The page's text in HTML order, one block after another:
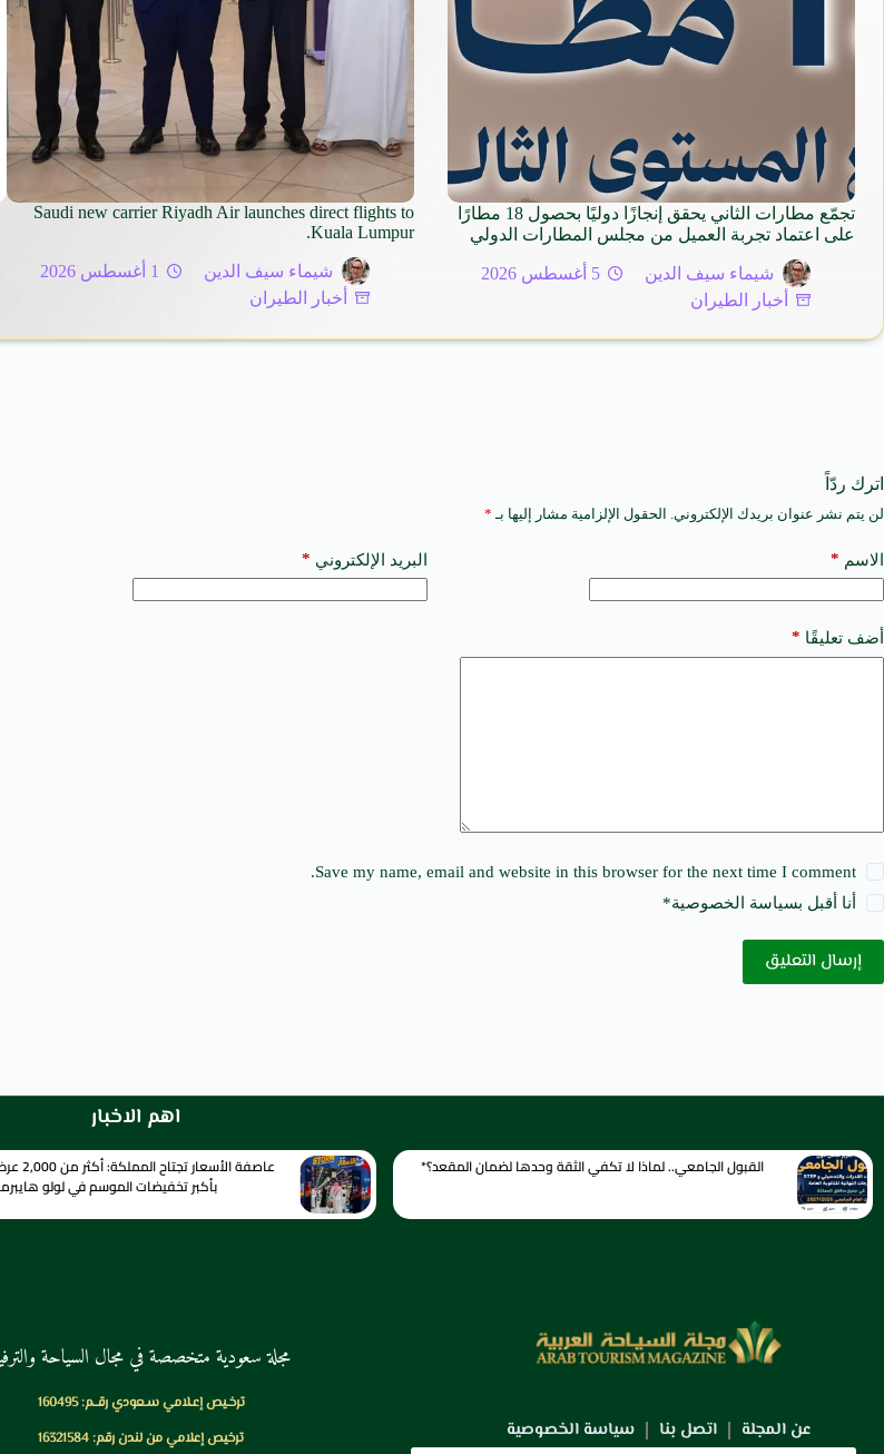
تجمّع مطارات الثاني يحقق إنجازًا دوليًا بحصول 18 مطارًا
على اعتماد تجربة العميل من مجلس المطارات الدولي
شيماء سيف الدين
5 أغسطس 2026
أخبار الطيران
Saudi new carrier Riyadh Air launches direct flights to
Kuala Lumpur.
شيماء سيف الدين
1 أغسطس 2026
أخبار الطيران
اترك ردّاً
لن يتم نشر عنوان بريدك الإلكتروني. الحقول الإلزامية مشار إليها بـ *
الاسم * البريد الإلكتروني *
أضف تعليقًا *
Save my name, email and website in this browser for the next time I comment.
أنا أقبل بسياسة الخصوصية*
إرسال التعليق
A
t
e
a
t
اهم الاخبار
القبول الجامعي.. لماذا لا تكفي الثقة وحدها لضمان المقعد؟* عاصفة
بأكبر تخفيضات الموسم في لولو
عن المجلة اتصل بنا سياسة الخصوصية
مجلة سعودية متخصصة في مجال السياحة
ترخـيص إعـلامي سـعودي رقــم: 160495
ترخيص إعلامي من لندن رقم: 16321584